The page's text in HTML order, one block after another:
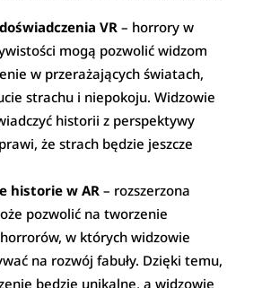
VR – horrory w
mogą pozwolić widzom
w przerażających światach,
strachu i niepokoju. Widzowie
historii z perspektywy
że strach będzie jeszcze
historie w AR– rozszerzona
pozwolić na tworzenie
w których widzowie
na rozwój fabuły. Dzięki temu,
będzie unikalne, a widzowie